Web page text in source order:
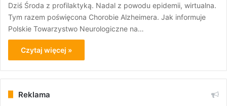
Dziś Środa z profilaktyką. Nadal z powodu epidemii, wirtualna.
Tym razem poświęcona Chorobie Alzheimera. Jak informuje
Polskie Towarzystwo Neurologiczne na…
Czytaj więcej »
Reklama